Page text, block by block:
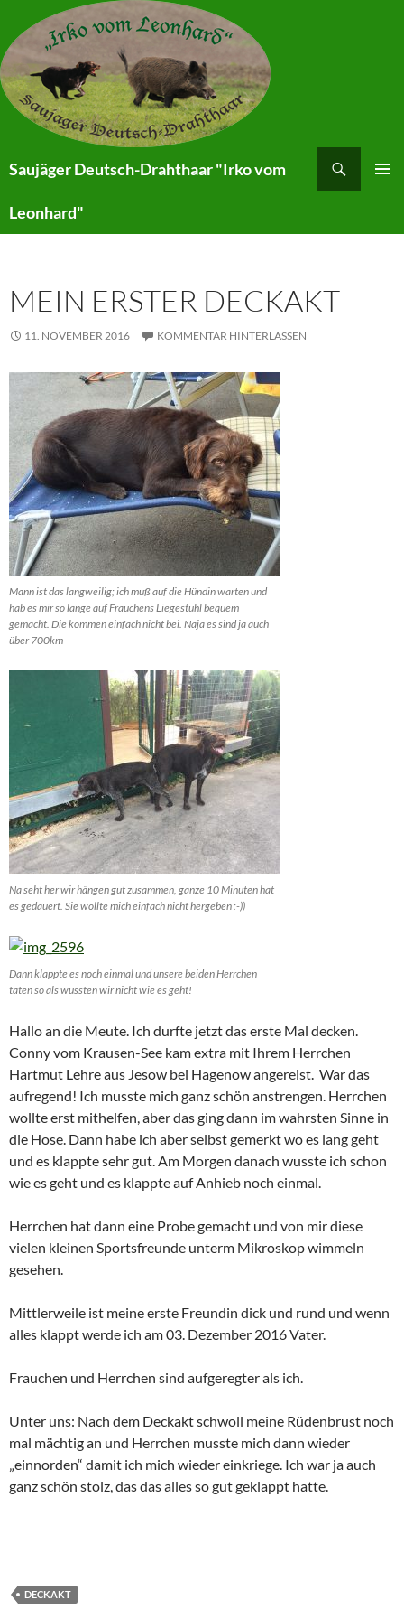
Inhalt
springen
Saujäger Deutsch-Drahthaar "Irko vom
Leonhard"
MEIN ERSTER DECKAKT
11. NOVEMBER 2016 KOMMENTAR HINTERLASSEN
Mann ist das langweilig; ich muß auf die Hündin warten und
hab es mir so lange auf Frauchens Liegestuhl bequem
gemacht. Die kommen einfach nicht bei. Naja es sind ja auch
über 700km
Na seht her wir hängen gut zusammen, ganze 10 Minuten hat
es gedauert. Sie wollte mich einfach nicht hergeben :-))
Dann klappte es noch einmal und unsere beiden Herrchen
taten so als wüssten wir nicht wie es geht!
Hallo an die Meute. Ich durfte jetzt das erste Mal decken.
Conny vom Krausen-See kam extra mit Ihrem Herrchen
Hartmut Lehre aus Jesow bei Hagenow angereist. War das
aufregend! Ich musste mich ganz schön anstrengen. Herrchen
wollte erst mithelfen, aber das ging dann im wahrsten Sinne in
die Hose. Dann habe ich aber selbst gemerkt wo es lang geht
und es klappte sehr gut. Am Morgen danach wusste ich schon
wie es geht und es klappte auf Anhieb noch einmal.
Herrchen hat dann eine Probe gemacht und von mir diese
vielen kleinen Sportsfreunde unterm Mikroskop wimmeln
gesehen.
Mittlerweile ist meine erste Freundin dick und rund und wenn
alles klappt werde ich am 03. Dezember 2016 Vater.
Frauchen und Herrchen sind aufgeregter als ich.
Unter uns: Nach dem Deckakt schwoll meine Rüdenbrust noch
mal mächtig an und Herrchen musste mich dann wieder
„einnorden“ damit ich mich wieder einkriege. Ich war ja auch
ganz schön stolz, das das alles so gut geklappt hatte.
DECKAKT